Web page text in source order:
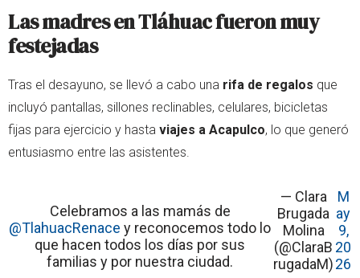
Las madres en Tláhuac fueron muy
festejadas
Tras el desayuno, se llevó a cabo una rifa de regalos que
incluyó pantallas, sillones reclinables, celulares, bicicletas
fijas para ejercicio y hasta viajes a Acapulco, lo que generó
entusiasmo entre las asistentes.
Celebramos a las mamás de
@TlahuacRenace y reconocemos todo lo
que hacen todos los días por sus
familias y por nuestra ciudad.
— Clara
Brugada
Molina
(@ClaraB
rugadaM)
M
ay
9,
20
26